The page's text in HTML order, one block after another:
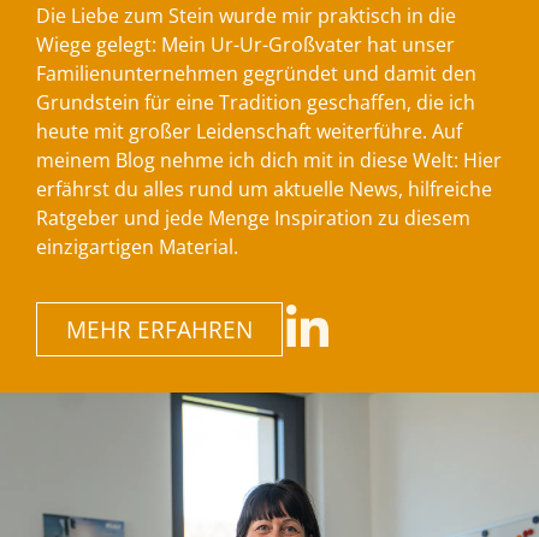
Die Liebe zum Stein wurde mir praktisch in die
Wiege gelegt: Mein Ur-Ur-Großvater hat unser
Familienunternehmen gegründet und damit den
Grundstein für eine Tradition geschaffen, die ich
heute mit großer Leidenschaft weiterführe. Auf
meinem Blog nehme ich dich mit in diese Welt: Hier
erfährst du alles rund um aktuelle News, hilfreiche
Ratgeber und jede Menge Inspiration zu diesem
einzigartigen Material.
MEHR ERFAHREN